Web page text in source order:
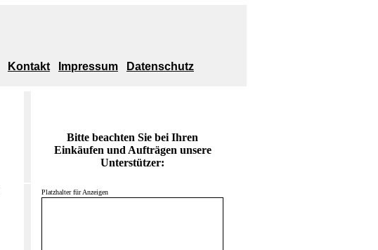
Kontakt Impressum Datenschutz
Bitte beachten Sie bei Ihren
Einkäufen und Aufträgen unsere
Unterstützer:
Platzhalter für Anzeigen